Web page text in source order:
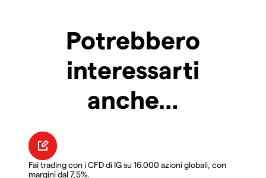
Potrebbero
interessarti
anche…
Fai trading con i CFD di IG su 16.000 azioni globali, con
margini dal 7,5%.